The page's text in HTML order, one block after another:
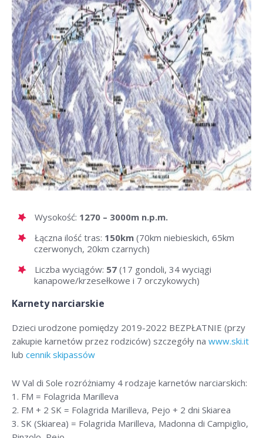
Wysokość: 1270 – 3000m n.p.m.
Łączna ilość tras: 150km (70km niebieskich, 65km
czerwonych, 20km czarnych)
Liczba wyciągów: 57 (17 gondoli, 34 wyciągi
kanapowe/krzesełkowe i 7 orczykowych)
Karnety narciarskie
Dzieci urodzone pomiędzy 2019-2022 BEZPŁATNIE (przy
zakupie karnetów przez rodziców) szczegóły na www.ski.it
lub cennik skipassów
W Val di Sole rozróżniamy 4 rodzaje karnetów narciarskich:
1. FM = Folagrida Marilleva
2. FM + 2 SK = Folagrida Marilleva, Pejo + 2 dni Skiarea
3. SK (Skiarea) = Folagrida Marilleva, Madonna di Campiglio,